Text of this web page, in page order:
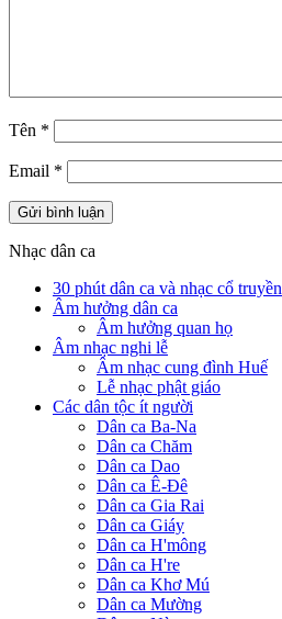
Tên *
Email *
Nhạc dân ca
30 phút dân ca và nhạc cổ truyền
Âm hưởng dân ca
Âm hưởng quan họ
Âm nhạc nghi lễ
Âm nhạc cung đình Huế
Lễ nhạc phật giáo
Các dân tộc ít người
Dân ca Ba-Na
Dân ca Chăm
Dân ca Dao
Dân ca Ê-Đê
Dân ca Gia Rai
Dân ca Giáy
Dân ca H'mông
Dân ca H're
Dân ca Khơ Mú
Dân ca Mường